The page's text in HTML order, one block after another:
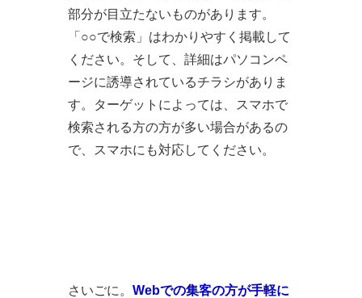
部分が目立たないものがあります。
「○○で検索」はわかりやすく掲載して
ください。そして、詳細はパソコンペ
ージに誘導されているチラシがありま
す。ターゲットによっては、スマホで
検索される方の方が多い場合があるの
で、スマホにも対応してください。
さいごに。 Webでの集客の方が手軽に